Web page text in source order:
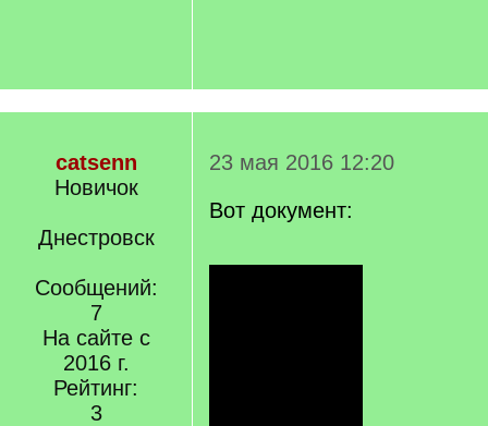
catsenn
Новичок
Днестровск
Сообщений:
7
На сайте с
2016 г.
Рейтинг:
3
23 мая 2016 12:20
Вот документ: